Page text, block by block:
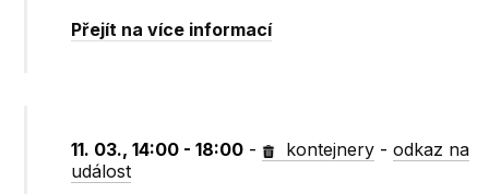
Přejít na více informací
11. 03., 14:00 - 18:00 - kontejnery -odkaz na
událost